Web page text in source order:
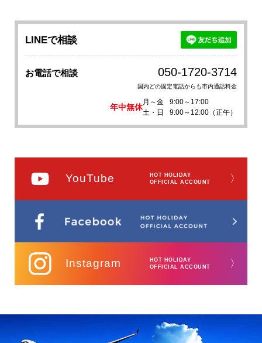
LINEで相談
お電話で相談 050-1720-3714
国内どの固定電話からも市内通話料金
年中無休
月～金
9:00～17:00
土・日
9:00～12:00（正午）
YouTube
HOT HOLIDAY
OFFICIAL ACCOUNT
〉
Instagram
HOT HOLIDAY
OFFICIAL ACCOUNT
〉